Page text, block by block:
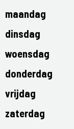
maandag
dinsdag
woensdag
donderdag
vrijdag
zaterdag